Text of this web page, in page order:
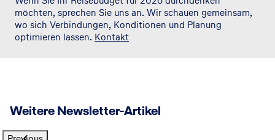
möchten, sprechen Sie uns an. Wir schauen gemeinsam,
wo sich Verbindungen, Konditionen und Planung
optimieren lassen. Kontakt
Weitere Newsletter-Artikel